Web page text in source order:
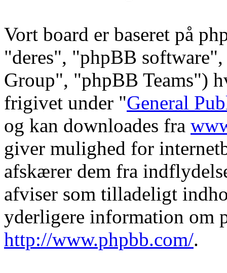
Vort board er baseret på
"deres", "phpBB
Group", "phpBB Teams")
frigivet under "General
og kan downloades fra
giver mulighed for
afskærer dem fra
afviser som tilladeligt
yderligere information om
http://www.phpbb.com/.